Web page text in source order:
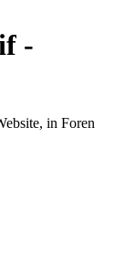
-
in Foren